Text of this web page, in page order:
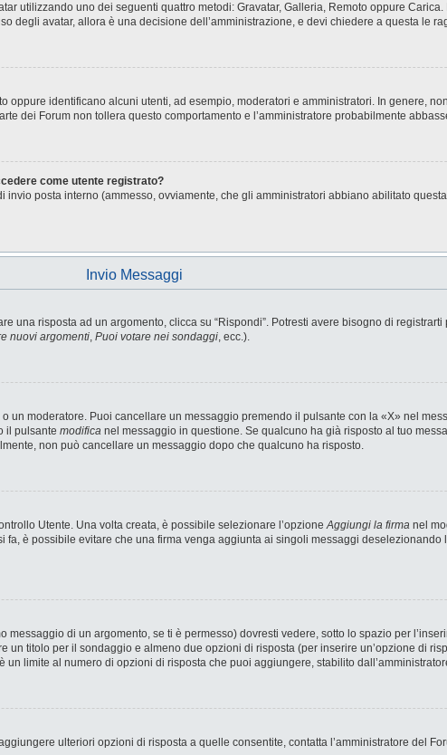
utilizzando uno dei seguenti quattro metodi: Gravatar, Galleria, Remoto oppure
degli avatar, allora è una decisione dell’amministrazione, e devi chiedere a questa le
oppure identificano alcuni utenti, ad esempio, moderatori e amministratori. In genere,
dei Forum non tollera questo comportamento e l’amministratore probabilmente
come utente registrato?
posta interno (ammesso, ovviamente, che gli amministratori abbiano abilitato
Invio Messaggi
una risposta ad un argomento, clicca su “Rispondi”. Potresti avere bisogno di
nuovi argomenti, Puoi votare nei sondaggi, ecc.).
un moderatore. Puoi cancellare un messaggio premendo il pulsante con la «X» nel
il pulsante modifica nel messaggio in questione. Se qualcuno ha già risposto al tuo
non può cancellare un messaggio dopo che qualcuno ha risposto.
Utente. Una volta creata, è possibile selezionare l’opzioneAggiungi la firma nel
è possibile evitare che una firma venga aggiunta ai singoli messaggi deselezionando
di un argomento, se ti è permesso) dovresti vedere, sotto lo spazio per
titolo per il sondaggio e almeno due opzioni di risposta (per inserire un’opzione di
limite al numero di opzioni di risposta che puoi aggiungere, stabilito
ulteriori opzioni di risposta a quelle consentite, contatta l’amministratore del